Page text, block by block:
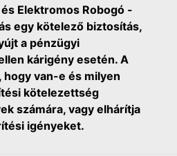
Elektromos Robogó -
egy kötelező biztosítás,
a pénzügyi
kárigény esetén. A
van-e és milyen
kötelezettség
számára, vagy elhárítja
igényeket.